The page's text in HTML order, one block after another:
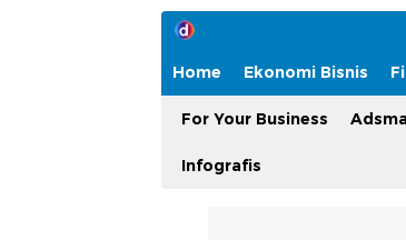
Home Ekonomi Bisnis
For Your Business
Infografis